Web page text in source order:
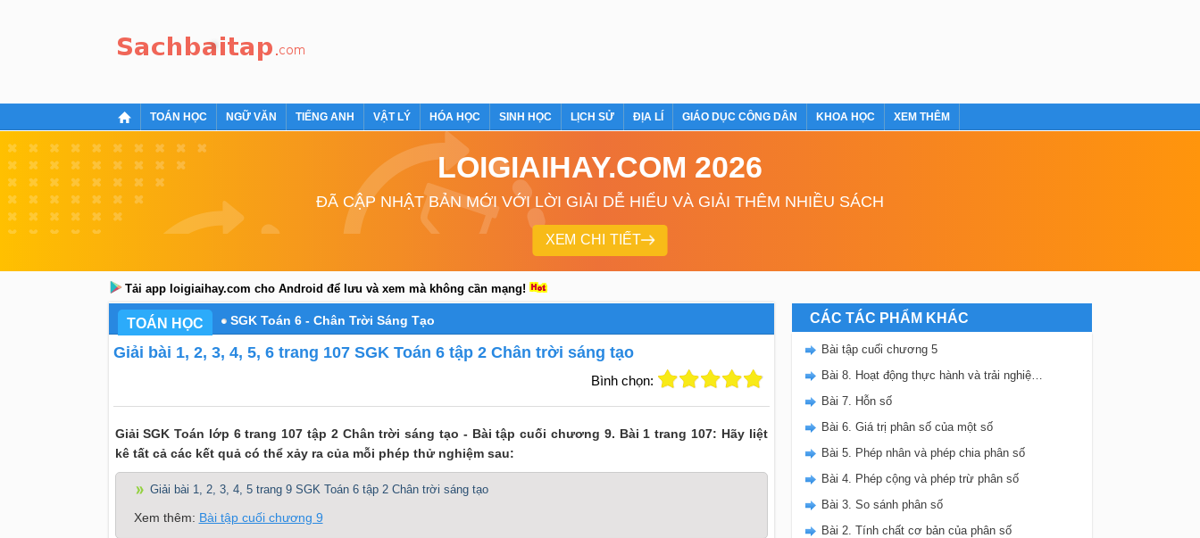
TOÁN HỌC NGỮ VĂN TIẾNG ANH VẬT LÝ HÓA HỌC SINH HỌC LỊCH SỬ ĐỊA LÍ GIÁO DỤC CÔNG DÂN KHOA HỌC XEM THÊM
LOIGIAIHAY.COM 2026
ĐÃ CẬP NHẬT BẢN MỚI VỚI LỜI GIẢI DỄ HIỂU VÀ GIẢI THÊM NHIỀU SÁCH
XEM CHI TIẾT
Tải app loigiaihay.com cho Android để lưu và xem mà không cần mạng!
TOÁN HỌC SGK Toán 6 - Chân Trời Sáng Tạo
Giải bài 1, 2, 3, 4, 5, 6 trang 107 SGK Toán 6 tập 2 Chân trời sáng tạo
Bình chọn:
Giải SGK Toán lớp 6 trang 107 tập 2 Chân trời sáng tạo - Bài tập cuối chương 9. Bài 1 trang 107: Hãy liệt
kê tất cả các kết quả có thể xảy ra của mỗi phép thử nghiệm sau:
Giải bài 1, 2, 3, 4, 5 trang 9 SGK Toán 6 tập 2 Chân trời sáng tạo
Xem thêm: Bài tập cuối chương 9
CÁC TÁC PHẨM KHÁC
Bài tập cuối chương 5
Bài 8. Hoạt động thực hành và trải nghiệm. Phân số ở quanh ta
Bài 7. Hỗn số
Bài 6. Giá trị phân số của một số
Bài 5. Phép nhân và phép chia phân số
Bài 4. Phép cộng và phép trừ phân số
Bài 3. So sánh phân số
Bài 2. Tính chất cơ bản của phân số